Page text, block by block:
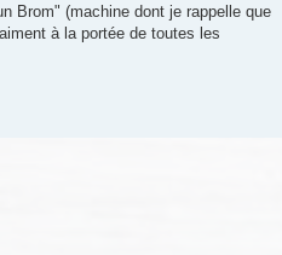
Brom" (machine dont je rappelle que
à la portée de toutes les